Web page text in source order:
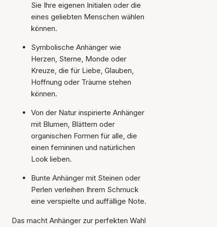
Sie Ihre eigenen Initialen oder die
eines geliebten Menschen wählen
können.
Symbolische Anhänger wie
Herzen, Sterne, Monde oder
Kreuze, die für Liebe, Glauben,
Hoffnung oder Träume stehen
können.
Von der Natur inspirierte Anhänger
mit Blumen, Blättern oder
organischen Formen für alle, die
einen femininen und natürlichen
Look lieben.
Bunte Anhänger mit Steinen oder
Perlen verleihen Ihrem Schmuck
eine verspielte und auffällige Note.
Das macht Anhänger zur perfekten Wahl